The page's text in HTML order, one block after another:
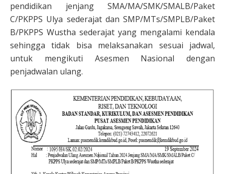
pendidikan jenjang SMA/MA/SMK/SMALB/Paket
C/PKPPS Ulya sederajat dan SMP/MTs/SMPLB/Paket
B/PKPPS Wustha sederajat yang mengalami kendala
sehingga tidak bisa melaksanakan sesuai jadwal,
untuk mengikuti Asesmen Nasional dengan
penjadwalan ulang.